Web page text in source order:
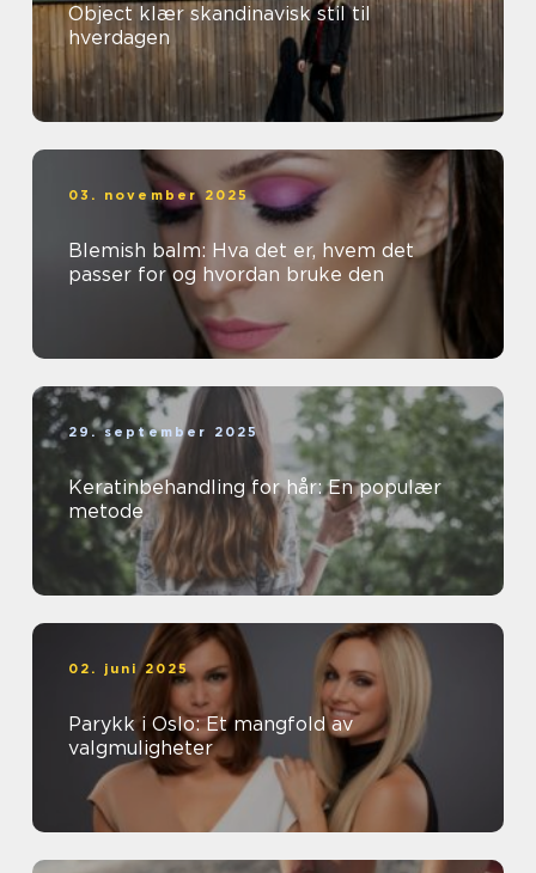
Object klær skandinavisk stil til
hverdagen
03. november 2025
Blemish balm: Hva det er, hvem det
passer for og hvordan bruke den
29. september 2025
Keratinbehandling for hår: En populær
metode
02. juni 2025
Parykk i Oslo: Et mangfold av
valgmuligheter